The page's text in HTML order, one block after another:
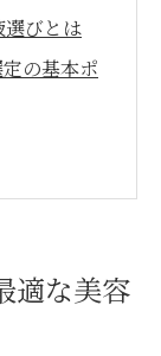
選びとは
の基本ポ
ための見
適な美容